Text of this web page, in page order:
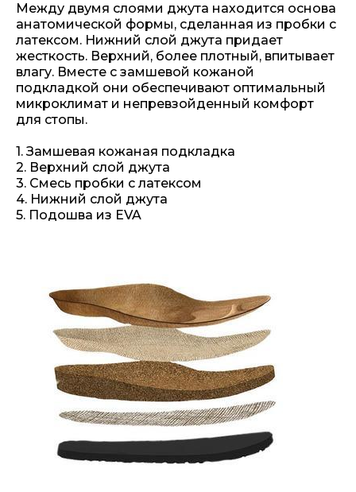
Между двумя слоями джута находится основа
анатомической формы, сделанная из пробки с
латексом. Нижний слой джута придает
жесткость. Верхний, более плотный, впитывает
влагу. Вместе с замшевой кожаной
подкладкой они обеспечивают оптимальный
микроклимат и непревзойденный комфорт
для стопы.
1. Замшевая кожаная подкладка
2. Верхний слой джута
3. Смесь пробки с латексом
4. Нижний слой джута
5. Подошва из EVA